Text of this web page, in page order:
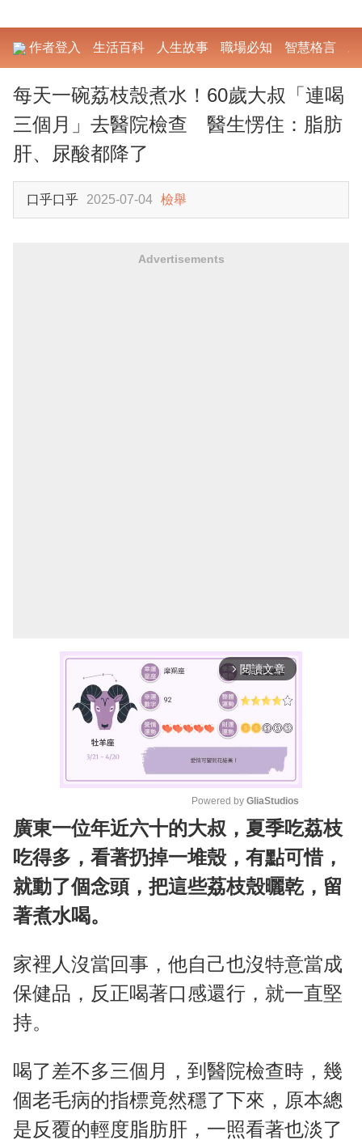
作者登入 生活百科 人生故事 職場必知 智慧格言
每天一碗荔枝殼煮水！60歲大叔「連喝
三個月」去醫院檢查 醫生愣住：脂肪
肝、尿酸都降了
口乎口乎 2025-07-04 檢舉
Advertisements
arrow_forward_ios 閱讀文章
M
u
t
e
Powered by GliaStudios
廣東一位年近六十的大叔，夏季吃荔枝
吃得多，看著扔掉一堆殼，有點可惜，
就動了個念頭，把這些荔枝殼曬乾，留
著煮水喝。
家裡人沒當回事，他自己也沒特意當成
保健品，反正喝著口感還行，就一直堅
持。
喝了差不多三個月，到醫院檢查時，幾
個老毛病的指標竟然穩了下來，原本總
是反覆的輕度脂肪肝，一照看著也淡了